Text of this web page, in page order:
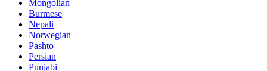
Mongolian
Burmese
Nepali
Norwegian
Pashto
Persian
Punjabi